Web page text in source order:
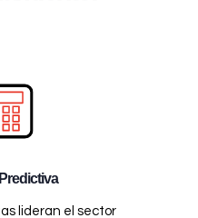
lideran el sector